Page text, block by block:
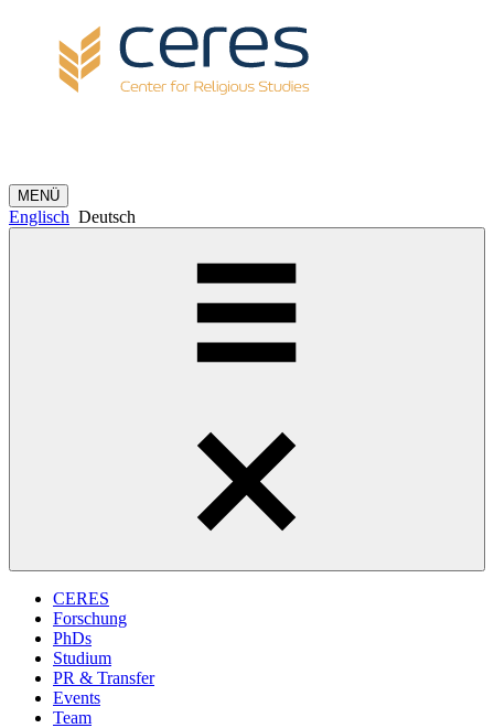
MENÜ
Englisch Deutsch
CERES
Forschung
PhDs
Studium
PR & Transfer
Events
Team